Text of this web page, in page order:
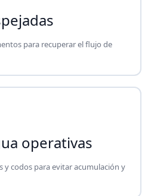
para recuperar el flujo de
operativas
y codos para evitar acumulación y